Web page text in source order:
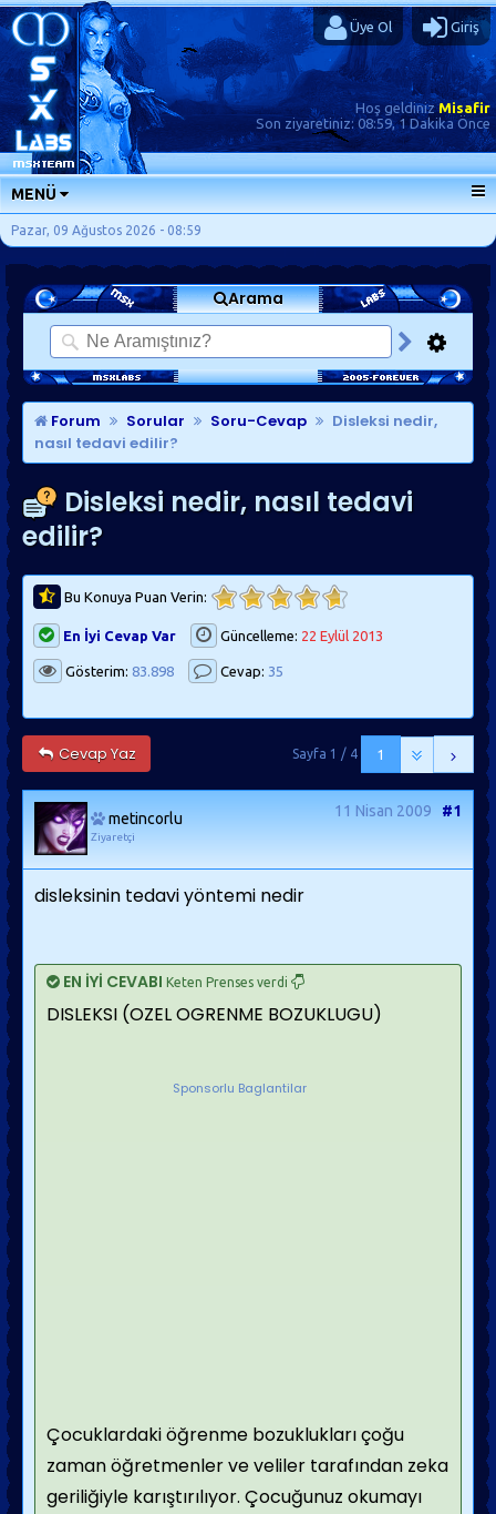
Üye Ol Giriş
Hoş geldinizMisafir
Son ziyaretiniz: 08:59, 1 Dakika Önce
MENÜ
ANA SAYFA
FORUMLAR
SORU-CEVAP
GÜNLÜKLER
SON MESAJLAR
KISAYOLLAR
Pazar, 09 Ağustos 2026 - 08:59
Arama
Forum Sorular Soru-Cevap
Disleksi nedir,
nasıl tedavi edilir?
Disleksi nedir, nasıl tedavi
edilir?
Bu Konuya Puan Verin:
En İyi Cevap Var Güncelleme: 22 Eylül 2013
Gösterim: 83.898 Cevap: 35
Cevap Yaz 1
Sayfa 1 / 4
metincorlu
Ziyaretçi
11 Nisan 2009 #1
disleksinin tedavi yöntemi nedir
EN İYİ CEVABI Keten Prenses verdi
DISLEKSI (OZEL OGRENME BOZUKLUGU)
Sponsorlu Baglantilar
Çocuklardaki öğrenme bozuklukları çoğu
zaman öğretmenler ve veliler tarafından zeka
geriliğiyle karıştırılıyor. Çocuğunuz okumayı